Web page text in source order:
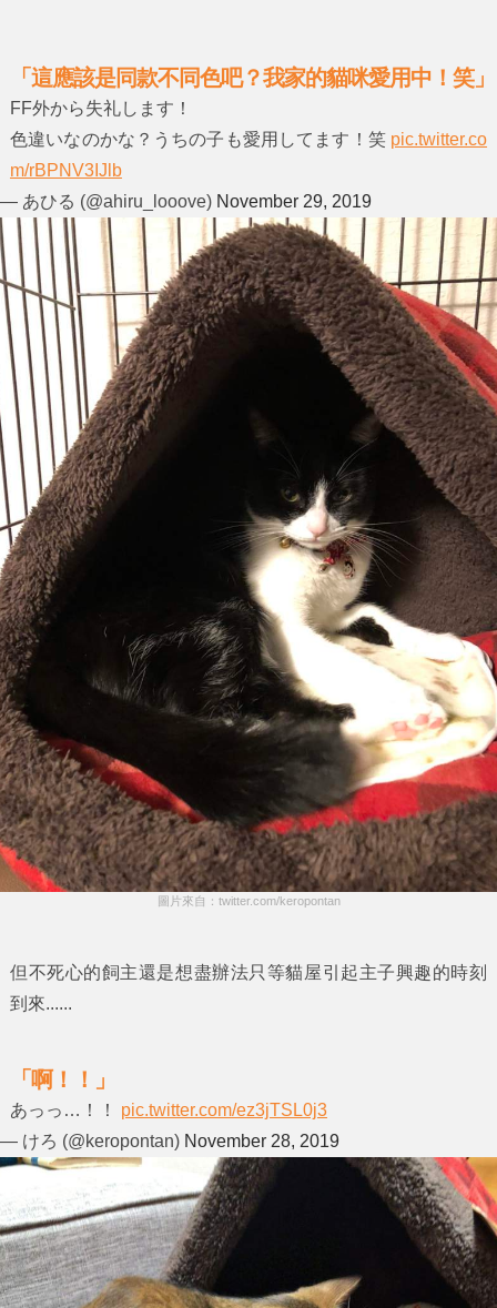
「這應該是同款不同色吧？我家的貓咪愛用中！笑」
FF外から失礼します！
色違いなのかな？うちの子も愛用してます！笑 pic.twitter.co
m/rBPNV3IJlb
— あひる (@ahiru_looove) November 29, 2019
圖片來自：twitter.com/keropontan
但不死心的飼主還是想盡辦法只等貓屋引起主子興趣的時刻
到來......
「啊！！」
あっっ…！！ pic.twitter.com/ez3jTSL0j3
— けろ (@keropontan) November 28, 2019